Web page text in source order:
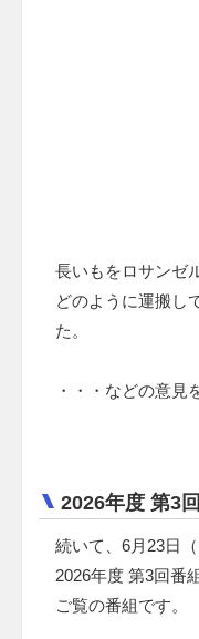
長いもをロサンゼ
どのように運搬し
た。
・・・などの意見
2026年度 第3
続いて、6月23日
2026年度 第3回番
ご覧の番組です。